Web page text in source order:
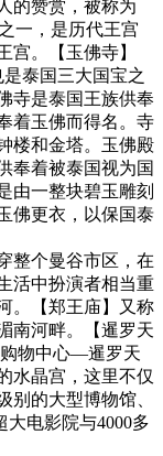
的赞赏，被称为
一，是历代王宫
宫。【玉佛寺】
是泰国三大国宝之
寺是泰国王族供奉
着玉佛而得名。寺
楼和金塔。玉佛殿
奉着被泰国视为国
由一整块碧玉雕刻
佛更衣，以保国泰
整个曼谷市区，在
活中扮演者相当重
。【郑王庙】又称
南河畔。【暹罗天
物中心—暹罗天
水晶宫，这里不仅
别的大型博物馆、
大电影院与4000多